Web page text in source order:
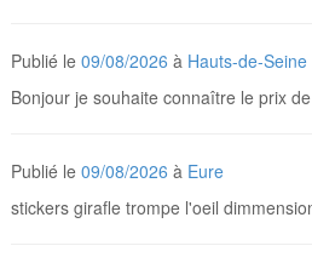
Publié le09/08/2026 à Hauts-de-Seine
Bonjour je souhaite connaître le prix
Publié le09/08/2026 à Eure
stickers girafle trompe l'oeil